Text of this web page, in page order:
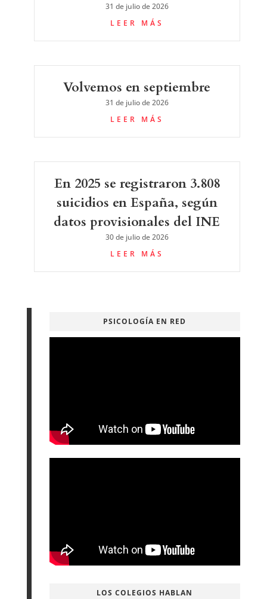
31 de julio de 2026
LEER MÁS
Volvemos en septiembre
31 de julio de 2026
LEER MÁS
En 2025 se registraron 3.808
suicidios en España, según
datos provisionales del INE
30 de julio de 2026
LEER MÁS
PSICOLOGÍA EN RED
LOS COLEGIOS HABLAN